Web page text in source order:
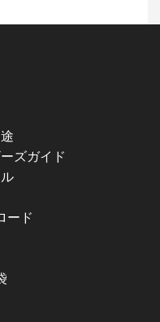
ズガイド
ード